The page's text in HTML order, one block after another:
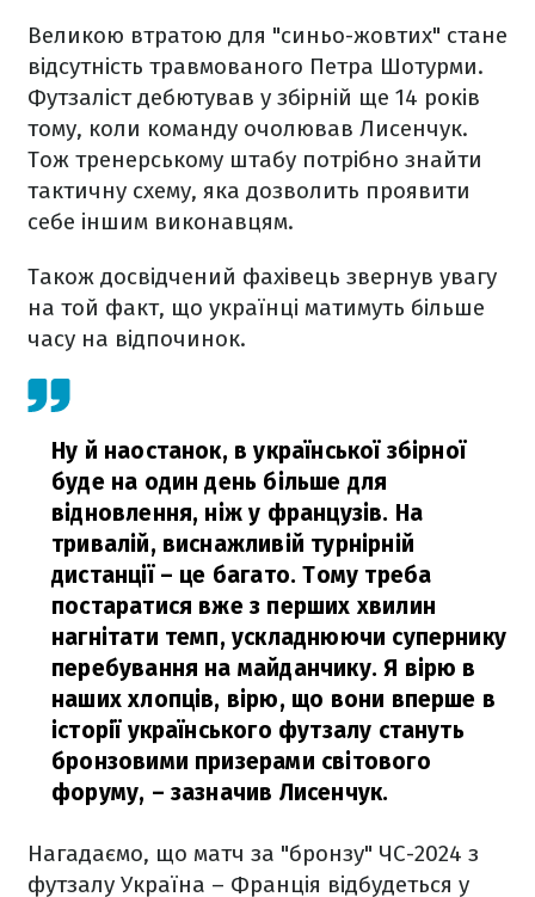
Великою втратою для "синьо-жовтих" стане
відсутність травмованого Петра Шотурми.
Футзаліст дебютував у збірній ще 14 років
тому, коли команду очолював Лисенчук.
Тож тренерському штабу потрібно знайти
тактичну схему, яка дозволить проявити
себе іншим виконавцям.
Також досвідчений фахівець звернув увагу
на той факт, що українці матимуть більше
часу на відпочинок.
Ну й наостанок, в української збірної
буде на один день більше для
відновлення, ніж у французів. На
тривалій, виснажливій турнірній
дистанції – це багато. Тому треба
постаратися вже з перших хвилин
нагнітати темп, ускладнюючи супернику
перебування на майданчику. Я вірю в
наших хлопців, вірю, що вони вперше в
історії українського футзалу стануть
бронзовими призерами світового
форуму, – зазначив Лисенчук.
Нагадаємо, що матч за "бронзу" ЧС-2024 з
футзалу Україна – Франція відбудеться у